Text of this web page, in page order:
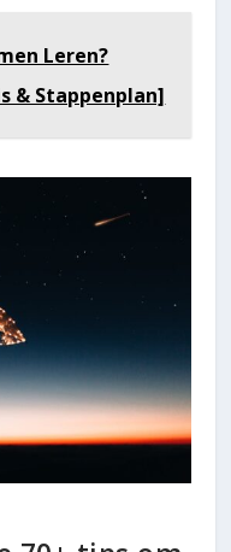
Leren?
& Stappenplan]